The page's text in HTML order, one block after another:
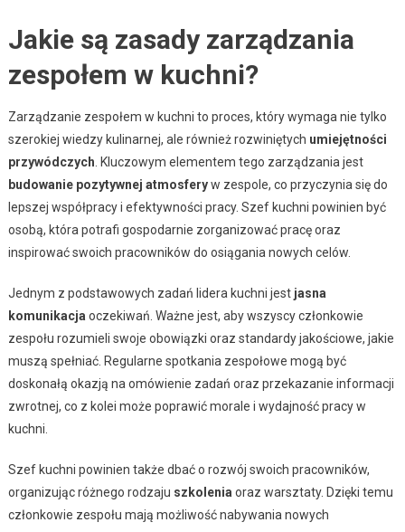
Jakie są zasady zarządzania
zespołem w kuchni?
Zarządzanie zespołem w kuchni to proces, który wymaga nie tylko
szerokiej wiedzy kulinarnej, ale również rozwiniętych umiejętności
przywódczych . Kluczowym elementem tego zarządzania jest
budowanie pozytywnej atmosferyw zespole, co przyczynia się do
lepszej współpracy i efektywności pracy. Szef kuchni powinien być
osobą, która potrafi gospodarnie zorganizować pracę oraz
inspirować swoich pracowników do osiągania nowych celów.
Jednym z podstawowych zadań lidera kuchni jest jasna
komunikacja oczekiwań. Ważne jest, aby wszyscy członkowie
zespołu rozumieli swoje obowiązki oraz standardy jakościowe, jakie
muszą spełniać. Regularne spotkania zespołowe mogą być
doskonałą okazją na omówienie zadań oraz przekazanie informacji
zwrotnej, co z kolei może poprawić morale i wydajność pracy w
kuchni.
Szef kuchni powinien także dbać o rozwój swoich pracowników,
organizując różnego rodzaju szkolenia oraz warsztaty. Dzięki temu
członkowie zespołu mają możliwość nabywania nowych